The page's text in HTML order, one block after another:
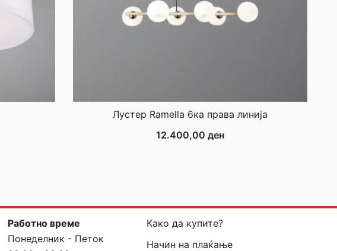
Лустер Ramella 6ка права линија
12.400,00ден
Работно време
Понеделник - Петок
Како да купите?
Начин на плаќање